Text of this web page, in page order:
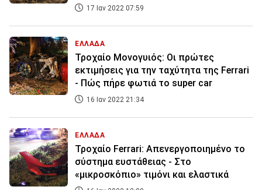
17 Ιαν 2022 07:59
ΕΛΛΑΔΑ
Τροχαίο Μονογυιός: Οι πρώτες
εκτιμήσεις για την ταχύτητα της Ferrari
- Πώς πήρε φωτιά το super car
16 Ιαν 2022 21:34
ΕΛΛΑΔΑ
Τροχαίο Ferrari: Απενεργοποιημένο το
σύστημα ευστάθειας - Στο
«μικροσκόπιο» τιμόνι και ελαστικά